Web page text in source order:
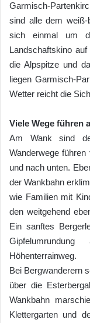
Garmisch-
sind alle dem weiß-
sich einmal um
Landschaftskino
die Alpspitze und
liegen Garmisch-
Wetter reicht die
Viele Wege führen
Am Wank sind
Wanderwege
und nach unten.
der Wankbahn
wie Familien mit
den weitgehend
Ein sanftes
Höhenterrainweg.
Bei Bergwanderern
über die
Wankbahn
Klettergarten und